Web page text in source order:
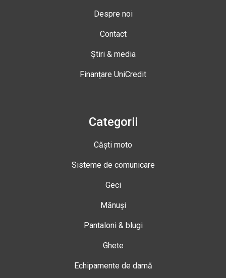
Despre noi
Contact
Știri & media
Finanțare UniCredit
Categorii
Căști moto
Sisteme de comunicare
Geci
Mănuși
Pantaloni & blugi
Ghete
Echipamente de damă